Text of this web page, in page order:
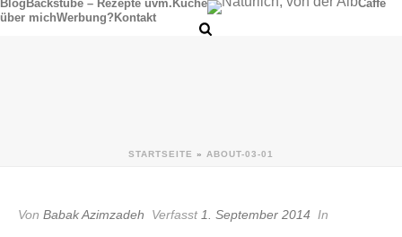
Blog Backstube – Rezepte uvm. Küche
Caffè
über michWerbung? Kontakt
STARTSEITE » ABOUT-03-01
Von Babak Azimzadeh Verfasst 1. September 2014 In